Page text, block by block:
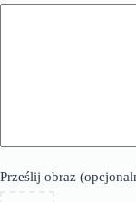
Prześlij obraz